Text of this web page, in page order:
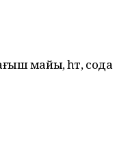
майы, һөт, сода